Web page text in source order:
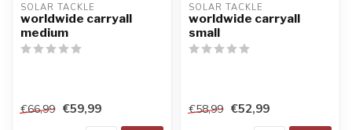
SOLAR TACKLE
worldwide carryall
medium
€66,99 €59,99
SOLAR TACKLE
worldwide carryall
small
€58,99 €52,99